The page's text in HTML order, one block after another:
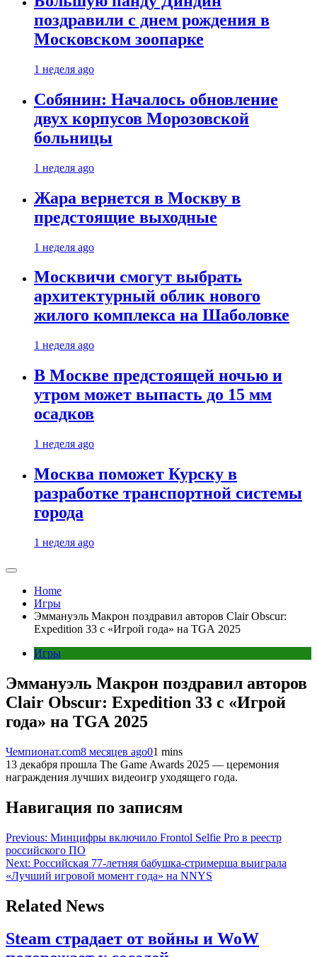
поздравили с днем рождения в
Московском зоопарке
1 неделя ago
Собянин: Началось обновление
двух корпусов Морозовской
больницы
1 неделя ago
Жара вернется в Москву в
предстоящие выходные
1 неделя ago
Москвичи смогут выбрать
архитектурный облик нового
жилого комплекса на Шаболовке
1 неделя ago
В Москве предстоящей ночью и
утром может выпасть до 15 мм
осадков
1 неделя ago
Москва поможет Курску в
разработке транспортной системы
города
1 неделя ago
Home
Игры
Эммануэль Макрон поздравил авторов Clair Obscur:
Expedition 33 с «Игрой года» на TGA 2025
Игры
Эммануэль Макрон поздравил авторов
Clair Obscur: Expedition 33 с «Игрой
года» на TGA 2025
Чемпионат.com8 месяцев ago01 mins
13 декабря прошла The Game Awards 2025 — церемония
награждения лучших видеоигр уходящего года.
Навигация по записям
Previous: Минцифры включило Frontol Selfie Pro в реестр
российского ПО
Next: Российская 77-летняя бабушка-стримерша выиграла
«Лучший игровой момент года» на NNYS
Related News
Steam страдает от войны и WoW